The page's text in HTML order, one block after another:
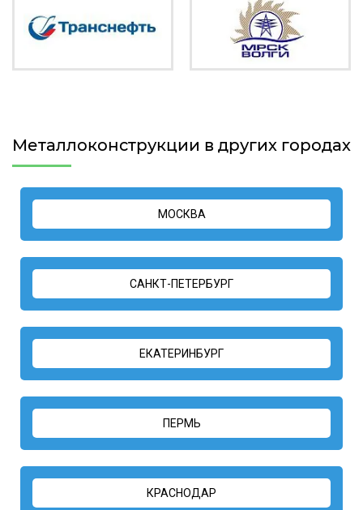
Металлоконструкции в других городах
МОСКВА
САНКТ-ПЕТЕРБУРГ
ЕКАТЕРИНБУРГ
ПЕРМЬ
КРАСНОДАР